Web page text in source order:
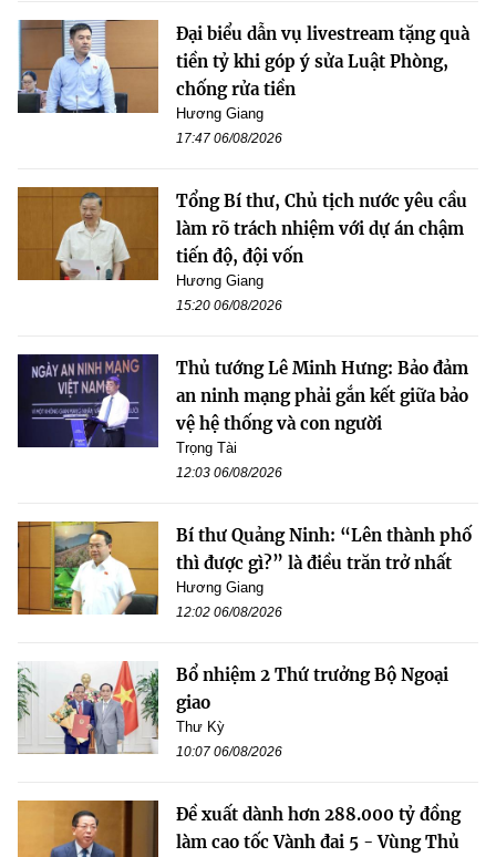
Đại biểu dẫn vụ livestream tặng quà
tiền tỷ khi góp ý sửa Luật Phòng,
chống rửa tiền
Hương Giang
17:47 06/08/2026
Tổng Bí thư, Chủ tịch nước yêu cầu
làm rõ trách nhiệm với dự án chậm
tiến độ, đội vốn
Hương Giang
15:20 06/08/2026
Thủ tướng Lê Minh Hưng: Bảo đảm
an ninh mạng phải gắn kết giữa bảo
vệ hệ thống và con người
Trọng Tài
12:03 06/08/2026
Bí thư Quảng Ninh: “Lên thành phố
thì được gì?” là điều trăn trở nhất
Hương Giang
12:02 06/08/2026
Bổ nhiệm 2 Thứ trưởng Bộ Ngoại
giao
Thư Kỳ
10:07 06/08/2026
Đề xuất dành hơn 288.000 tỷ đồng
làm cao tốc Vành đai 5 - Vùng Thủ